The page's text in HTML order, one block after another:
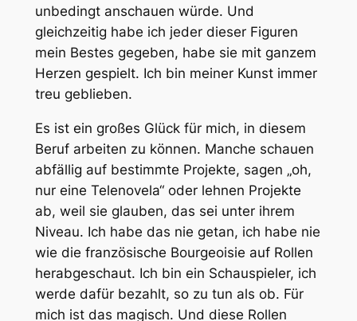
unbedingt anschauen würde. Und
gleichzeitig habe ich jeder dieser Figuren
mein Bestes gegeben, habe sie mit ganzem
Herzen gespielt. Ich bin meiner Kunst immer
treu geblieben.
Es ist ein großes Glück für mich, in diesem
Beruf arbeiten zu können. Manche schauen
abfällig auf bestimmte Projekte, sagen „oh,
nur eine Telenovela“ oder lehnen Projekte
ab, weil sie glauben, das sei unter ihrem
Niveau. Ich habe das nie getan, ich habe nie
wie die französische Bourgeoisie auf Rollen
herabgeschaut. Ich bin ein Schauspieler, ich
werde dafür bezahlt, so zu tun als ob. Für
mich ist das magisch. Und diese Rollen